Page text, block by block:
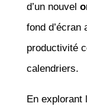
d’un nouvel
fond d’écran
productivité
calendriers.
En explorant